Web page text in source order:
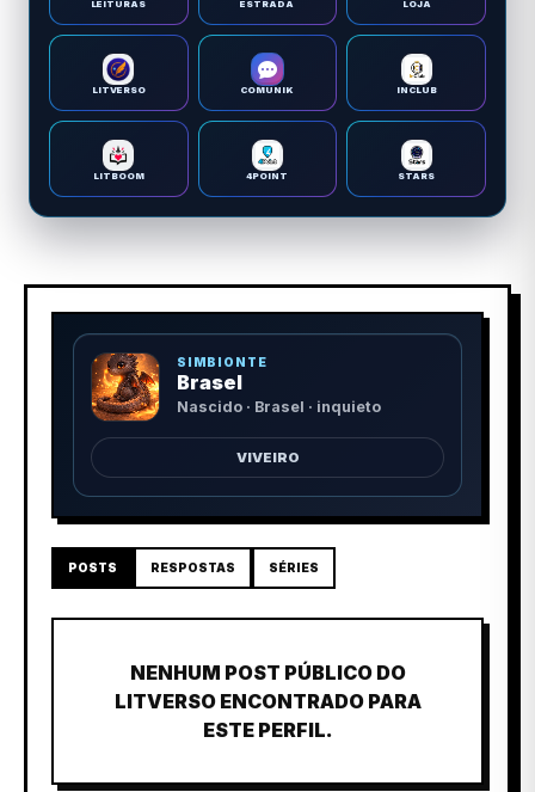
LEITURAS ESTRADA LOJA
LITVERSO COMUNIK INCLUB
LITBOOM 4POINT STARS
SIMBIONTE
Brasel
Nascido · Brasel · inquieto
VIVEIRO
POSTS RESPOSTAS SÉRIES
NENHUM POST PÚBLICO DO
LITVERSO ENCONTRADO PARA
ESTE PERFIL.